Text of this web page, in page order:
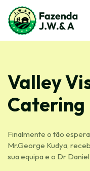
Valley
Catering
Finalmente o tão
Mr.George Kudya,
sua equipa e o Dr